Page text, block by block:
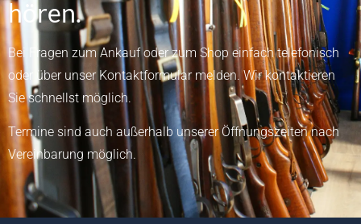
hören.
Bei Fragen zum Ankauf oder zum Shop einfach telefonisch
oder über unser Kontaktformularmelden.Wir kontaktieren
Sie schnellst möglich.
Termine sind auch außerhalb unserer Öffnungszeiten nach
Vereinbarung möglich.